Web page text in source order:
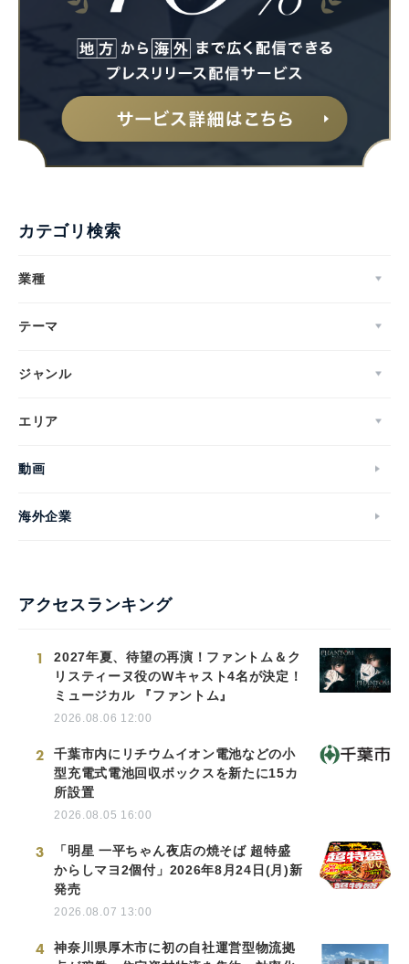
カテゴリ検索
業種
テーマ
ジャンル
エリア
動画
海外企業
アクセスランキング
1
2027年夏、待望の再演！ファントム＆ク
リスティーヌ役のWキャスト4名が決定！
ミュージカル 『ファントム』
2026.08.06 12:00
2
千葉市内にリチウムイオン電池などの小
型充電式電池回収ボックスを新たに15カ
所設置
2026.08.05 16:00
3
「明星 一平ちゃん夜店の焼そば 超特盛
からしマヨ2個付」2026年8月24日(月)新
発売
2026.08.07 13:00
4
神奈川県厚木市に初の自社運営型物流拠